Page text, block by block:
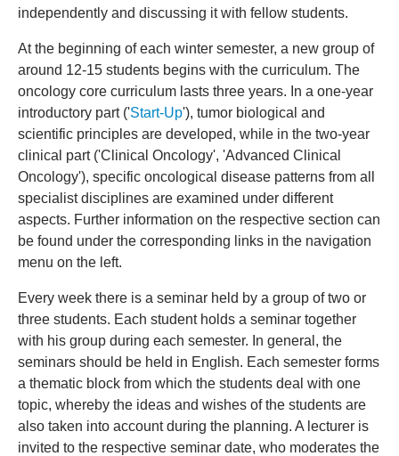
independently and discussing it with fellow students.
At the beginning of each winter semester, a new group of
around 12-15 students begins with the curriculum. The
oncology core curriculum lasts three years. In a one-year
introductory part ('Start-Up'), tumor biological and
scientific principles are developed, while in the two-year
clinical part ('Clinical Oncology', 'Advanced Clinical
Oncology'), specific oncological disease patterns from all
specialist disciplines are examined under different
aspects. Further information on the respective section can
be found under the corresponding links in the navigation
menu on the left.
Every week there is a seminar held by a group of two or
three students. Each student holds a seminar together
with his group during each semester. In general, the
seminars should be held in English. Each semester forms
a thematic block from which the students deal with one
topic, whereby the ideas and wishes of the students are
also taken into account during the planning. A lecturer is
invited to the respective seminar date, who moderates the